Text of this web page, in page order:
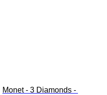
Monet - 3 Diamonds -